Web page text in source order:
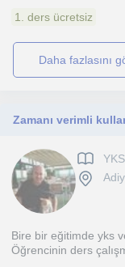
1. ders ücretsiz
daha fazlasını
YKS
Bire bir eğitimde yks
Öğrencinin ders